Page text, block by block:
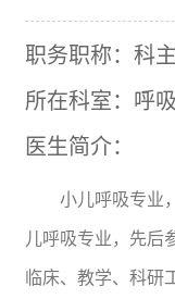
职务职称：科
所在科室：呼
医生简介：
小儿呼吸专业
儿呼吸专业，先后
临床、教学、科